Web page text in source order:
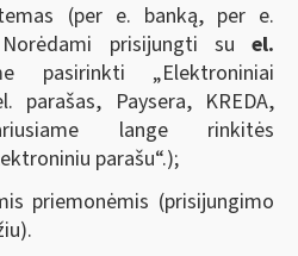
(per e. banką, per e.
Norėdami prisijungti suel.
pasirinkti „Elektroniniai
parašas, Paysera, KREDA,
lange rinkitės
parašu“.);
priemonėmis (prisijungimo